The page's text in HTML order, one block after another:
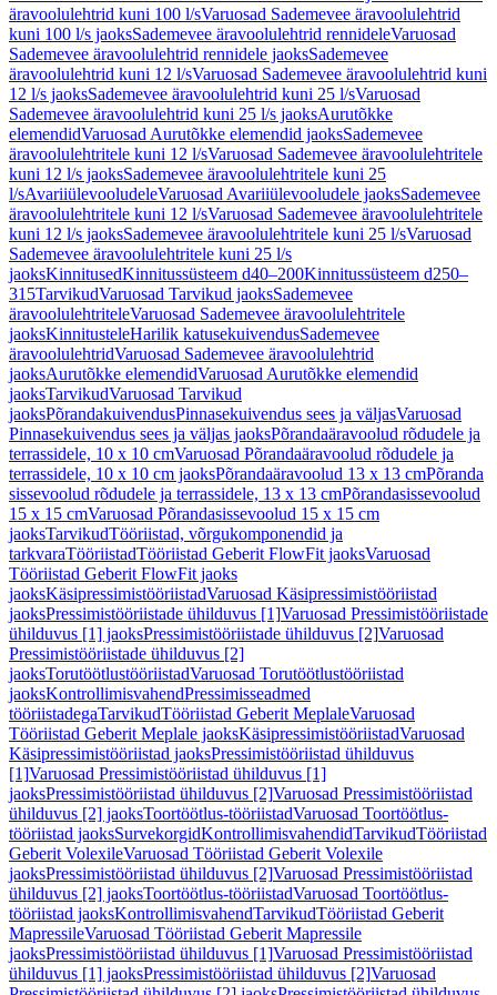
äravoolulehtrid kuni 100 l/sVaruosad Sademevee äravoolulehtrid
kuni 100 l/s jaoksSademevee äravoolulehtrid rennideleVaruosad
Sademevee äravoolulehtrid rennidele jaoksSademevee
äravoolulehtrid kuni 12 l/sVaruosad Sademevee äravoolulehtrid kuni
12 l/s jaoksSademevee äravoolulehtrid kuni 25 l/sVaruosad
Sademevee äravoolulehtrid kuni 25 l/s jaoksAurutõkke
elemendidVaruosad Aurutõkke elemendid jaoksSademevee
äravoolulehtritele kuni 12 l/sVaruosad Sademevee äravoolulehtritele
kuni 12 l/s jaoksSademevee äravoolulehtritele kuni 25
l/sAvariiülevooludeleVaruosad Avariiülevooludele jaoksSademevee
äravoolulehtritele kuni 12 l/sVaruosad Sademevee äravoolulehtritele
kuni 12 l/s jaoksSademevee äravoolulehtritele kuni 25 l/sVaruosad
Sademevee äravoolulehtritele kuni 25 l/s
jaoksKinnitusedKinnitussüsteem d40–200Kinnitussüsteem d250–
315TarvikudVaruosad Tarvikud jaoksSademevee
äravoolulehtriteleVaruosad Sademevee äravoolulehtritele
jaoksKinnitusteleHarilik katusekuivendusSademevee
äravoolulehtridVaruosad Sademevee äravoolulehtrid
jaoksAurutõkke elemendidVaruosad Aurutõkke elemendid
jaoksTarvikudVaruosad Tarvikud
jaoksPõrandakuivendusPinnasekuivendus sees ja väljasVaruosad
Pinnasekuivendus sees ja väljas jaoksPõrandaäravoolud rõdudele ja
terrassidele, 10 x 10 cmVaruosad Põrandaäravoolud rõdudele ja
terrassidele, 10 x 10 cm jaoksPõrandaäravoolud 13 x 13 cmPõranda
sissevoolud rõdudele ja terrassidele, 13 x 13 cmPõrandasissevoolud
15 x 15 cmVaruosad Põrandasissevoolud 15 x 15 cm
jaoksTarvikudTööriistad, võrgukomponendid ja
tarkvaraTööriistadTööriistad Geberit FlowFit jaoksVaruosad
Tööriistad Geberit FlowFit jaoks
jaoksKäsipressimistööriistadVaruosad Käsipressimistööriistad
jaoksPressimistööriistade ühilduvus [1]Varuosad Pressimistööriistade
ühilduvus [1] jaoksPressimistööriistade ühilduvus [2]Varuosad
Pressimistööriistade ühilduvus [2]
jaoksTorutöötlustööriistadVaruosad Torutöötlustööriistad
jaoksKontrollimisvahendPressimisseadmed
tööriistadegaTarvikudTööriistad Geberit MeplaleVaruosad
Tööriistad Geberit Meplale jaoksKäsipressimistööriistadVaruosad
Käsipressimistööriistad jaoksPressimistööriistad ühilduvus
[1]Varuosad Pressimistööriistad ühilduvus [1]
jaoksPressimistööriistad ühilduvus [2]Varuosad Pressimistööriistad
ühilduvus [2] jaoksToortöötlus-tööriistadVaruosad Toortöötlus-
tööriistad jaoksSurvekorgidKontrollimisvahendidTarvikudTööriistad
Geberit VolexileVaruosad Tööriistad Geberit Volexile
jaoksPressimistööriistad ühilduvus [2]Varuosad Pressimistööriistad
ühilduvus [2] jaoksToortöötlus-tööriistadVaruosad Toortöötlus-
tööriistad jaoksKontrollimisvahendTarvikudTööriistad Geberit
MapressileVaruosad Tööriistad Geberit Mapressile
jaoksPressimistööriistad ühilduvus [1]Varuosad Pressimistööriistad
ühilduvus [1] jaoksPressimistööriistad ühilduvus [2]Varuosad